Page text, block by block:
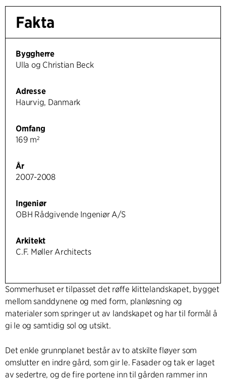
Fakta
Byggherre
Ulla og Christian Beck
Adresse
Haurvig, Danmark
Omfang
169 m²
År
2007-2008
Ingeniør
OBH Rådgivende Ingeniør A/S
Arkitekt
C.F. Møller Architects
Sommerhuset er tilpasset det røffe klittelandskapet, bygget
mellom sanddynene og med form, planløsning og
materialer som springer ut av landskapet og har til formål å
gi le og samtidig sol og utsikt.
Det enkle grunnplanet består av to atskilte fløyer som
omslutter en indre gård, som gir le. Fasader og tak er laget
av sedertre, og de fire portene inn til gården rammer inn